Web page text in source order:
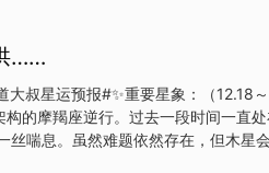
一些新的项目或任务需要你们投入更
势如虹，你们在人际关系方面，可能
法或意见提出异议，甚至可能会拒绝
始，运势如虹，你们将会感受到好运
……
叔星运预报#✨重要星象：（12.18～
的摩羯座逆行。过去一段时间一直处
喘息。虽然难题依然存在，但木星
着出现的失误学到经验，也未尝不是